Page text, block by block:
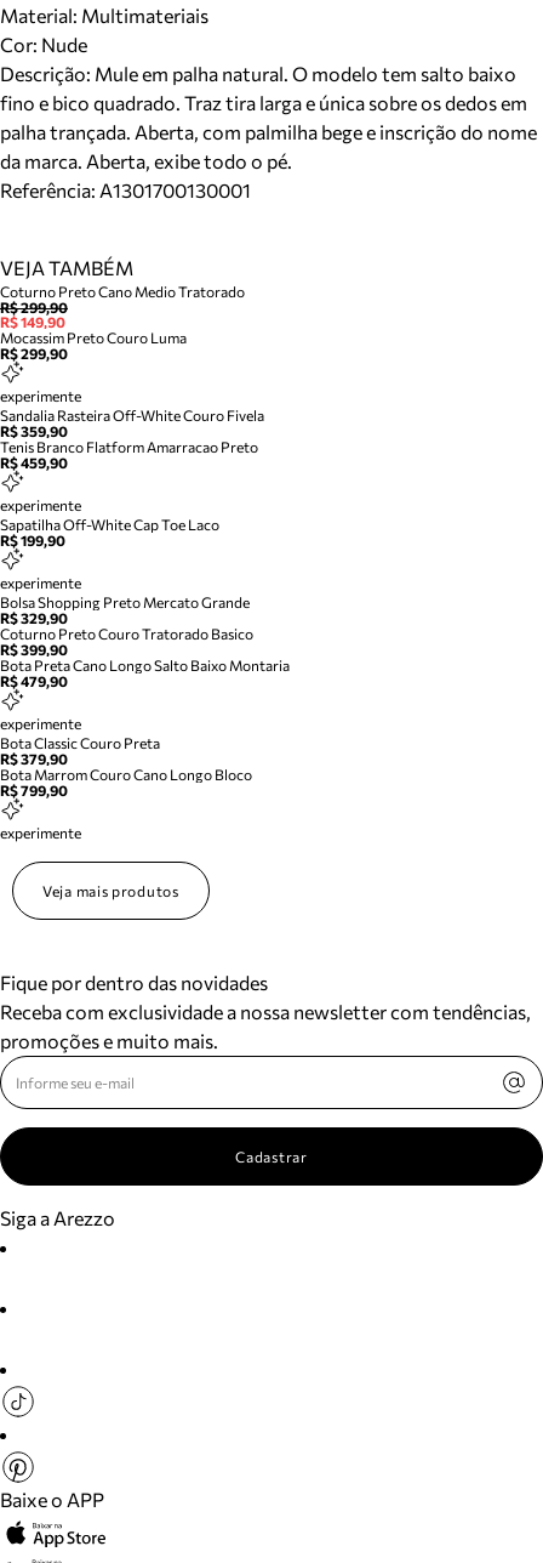
Material: Multimateriais
Cor: Nude
Descrição: Mule em palha natural. O modelo tem salto baixo
fino e bico quadrado. Traz tira larga e única sobre os dedos em
palha trançada. Aberta, com palmilha bege e inscrição do nome
da marca. Aberta, exibe todo o pé.
Referência: A1301700130001
VEJA TAMBÉM
Coturno Preto Cano Medio Tratorado
R$ 299,90
R$ 149,90
Mocassim Preto Couro Luma
R$ 299,90
experimente
Sandalia Rasteira Off-White Couro Fivela
R$ 359,90
Tenis Branco Flatform Amarracao Preto
R$ 459,90
experimente
Sapatilha Off-White Cap Toe Laco
R$ 199,90
experimente
Bolsa Shopping Preto Mercato Grande
R$ 329,90
Coturno Preto Couro Tratorado Basico
R$ 399,90
Bota Preta Cano Longo Salto Baixo Montaria
R$ 479,90
experimente
Bota Classic Couro Preta
R$ 379,90
Bota Marrom Couro Cano Longo Bloco
R$ 799,90
experimente
Veja mais produtos
Fique por dentro das novidades
Receba com exclusividade a nossa newsletter com tendências,
promoções e muito mais.
Cadastrar
Siga a Arezzo
Baixe o APP